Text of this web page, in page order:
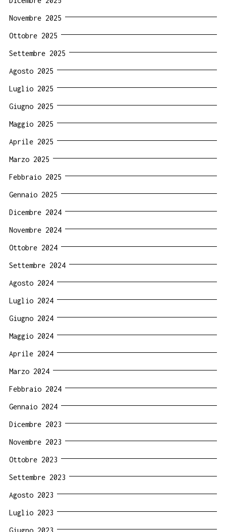
Novembre 2025
Ottobre 2025
Settembre 2025
Agosto 2025
Luglio 2025
Giugno 2025
Maggio 2025
Aprile 2025
Marzo 2025
Febbraio 2025
Gennaio 2025
Dicembre 2024
Novembre 2024
Ottobre 2024
Settembre 2024
Agosto 2024
Luglio 2024
Giugno 2024
Maggio 2024
Aprile 2024
Marzo 2024
Febbraio 2024
Gennaio 2024
Dicembre 2023
Novembre 2023
Ottobre 2023
Settembre 2023
Agosto 2023
Luglio 2023
Giugno 2023